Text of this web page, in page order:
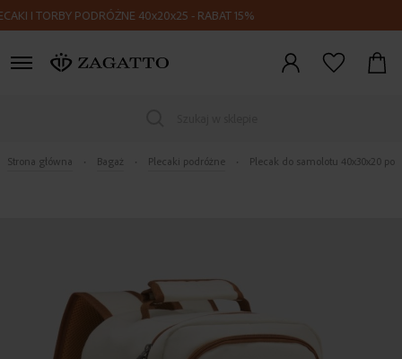
PODRÓŻNE 40x20x25 - RABAT 15%
Strona główna Bagaż Plecaki podróżne Plecak do samolotu 40x30x20